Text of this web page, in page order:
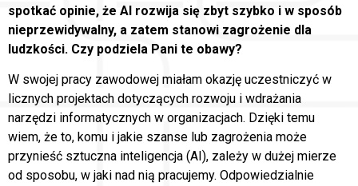
spotkać opinie, że AI rozwija się zbyt szybko i w sposób
nieprzewidywalny, a zatem stanowi zagrożenie dla
ludzkości. Czy podziela Pani te obawy?
W swojej pracy zawodowej miałam okazję uczestniczyć w
licznych projektach dotyczących rozwoju i wdrażania
narzędzi informatycznych w organizacjach. Dzięki temu
wiem, że to, komu i jakie szanse lub zagrożenia może
przynieść sztuczna inteligencja (AI), zależy w dużej mierze
od sposobu, w jaki nad nią pracujemy. Odpowiedzialnie